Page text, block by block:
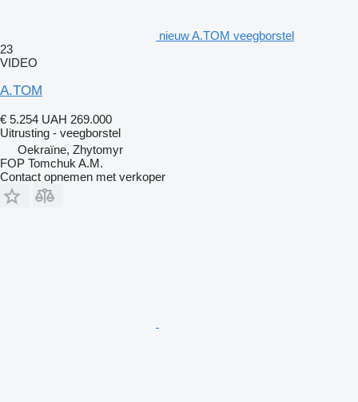
nieuw A.TOM veegborstel
23
VIDEO
A.TOM
€ 5.254 UAH 269.000
Uitrusting - veegborstel
Oekraïne, Zhytomyr
FOP Tomchuk A.M.
Contact opnemen met verkoper